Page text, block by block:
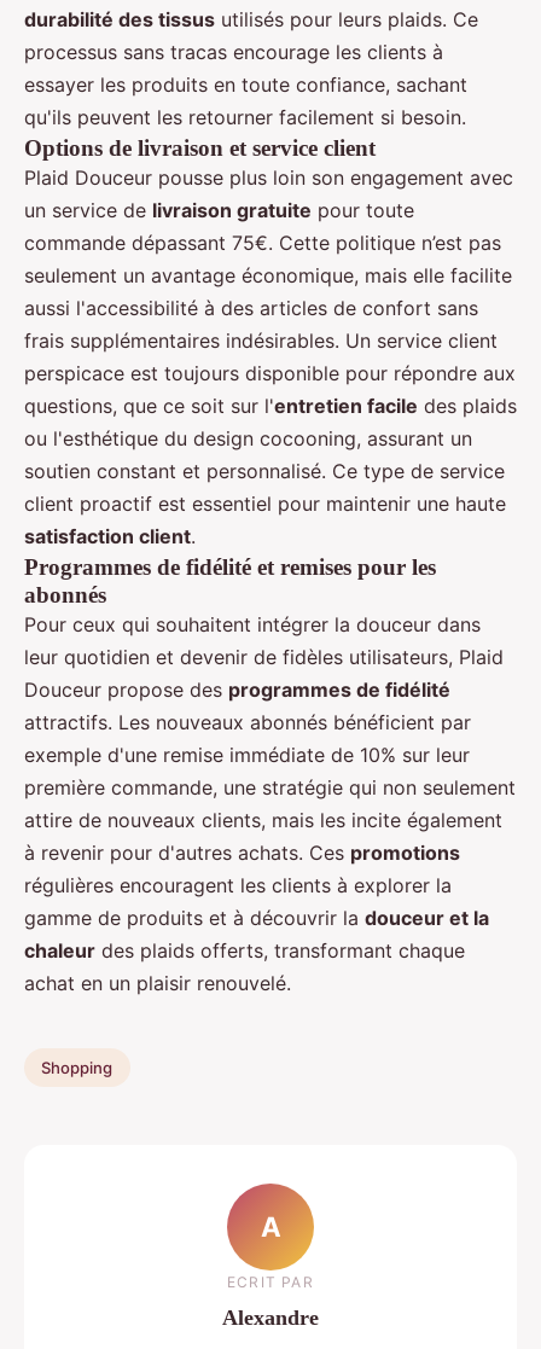
durabilité des tissus utilisés pour leurs plaids. Ce
processus sans tracas encourage les clients à
essayer les produits en toute confiance, sachant
qu'ils peuvent les retourner facilement si besoin.
Options de livraison et service client
Plaid Douceur pousse plus loin son engagement avec
un service de livraison gratuite pour toute
commande dépassant 75€. Cette politique n’est pas
seulement un avantage économique, mais elle facilite
aussi l'accessibilité à des articles de confort sans
frais supplémentaires indésirables. Un service client
perspicace est toujours disponible pour répondre aux
questions, que ce soit sur l'entretien facile des plaids
ou l'esthétique du design cocooning, assurant un
soutien constant et personnalisé. Ce type de service
client proactif est essentiel pour maintenir une haute
satisfaction client.
Programmes de fidélité et remises pour les
abonnés
Pour ceux qui souhaitent intégrer la douceur dans
leur quotidien et devenir de fidèles utilisateurs, Plaid
Douceur propose des programmes de fidélité
attractifs. Les nouveaux abonnés bénéficient par
exemple d'une remise immédiate de 10% sur leur
première commande, une stratégie qui non seulement
attire de nouveaux clients, mais les incite également
à revenir pour d'autres achats. Ces promotions
régulières encouragent les clients à explorer la
gamme de produits et à découvrir la douceur et la
chaleur des plaids offerts, transformant chaque
achat en un plaisir renouvelé.
Shopping
A
ECRIT PAR
Alexandre